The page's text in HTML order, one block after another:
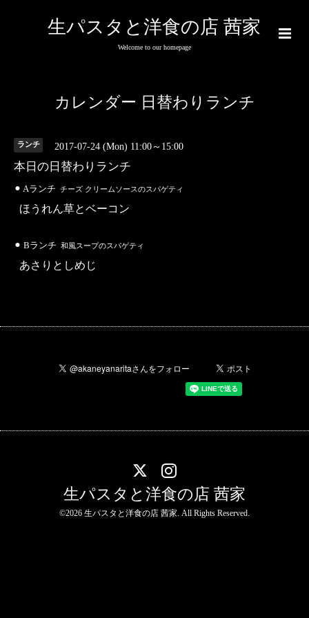
生パスタと洋食の店 茜家
Welcome to our homepage
カレンダー 日替わりランチ
ランチ 2017-07-24 (Mon) 11:00～15:00
本日の日替わりランチ
⚫︎ Aランチ チーズ クリームソースのスパゲティ
ほうれん草とベーコン
⚫︎ Bランチ 和風スープのスパゲティ
あさりとしめじ
生パスタと洋食の店 茜家
©2026 生パスタと洋食の店 茜家. All Rights Reserved.